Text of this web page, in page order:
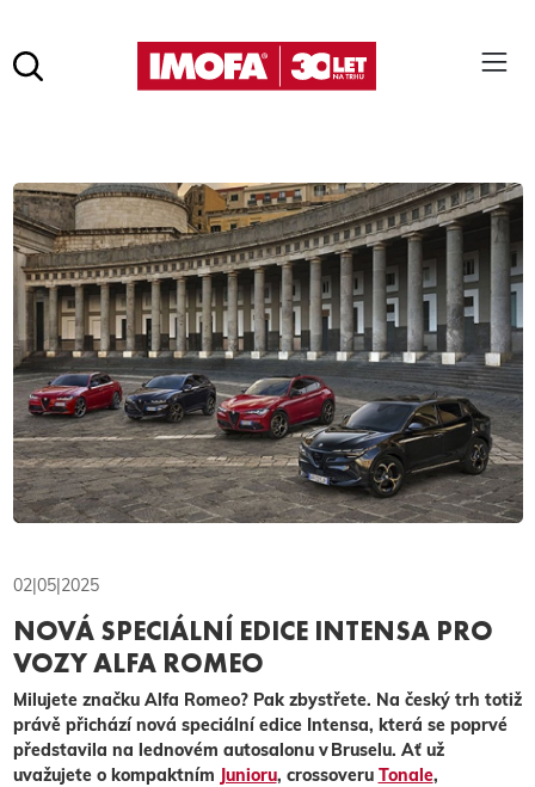
02|05|2025
NOVÁ SPECIÁLNÍ EDICE INTENSA PRO
VOZY ALFA ROMEO
Milujete značku Alfa Romeo? Pak zbystřete. Na český trh totiž
právě přichází nová speciální edice Intensa, která se poprvé
představila na lednovém autosalonu v Bruselu. Ať už
uvažujete o kompaktním Juni­oru, crossoveru Tonale,